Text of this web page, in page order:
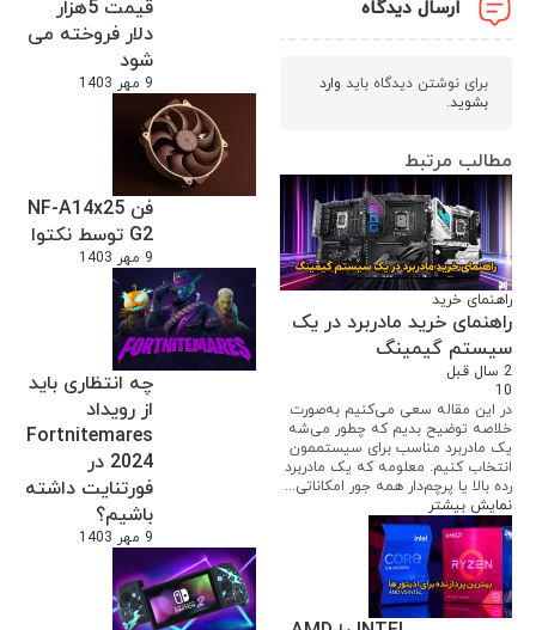
قیمت 5هزار
دلار فروخته می
شود
9 مهر 1403
فن NF-A14x25
G2 توسط نکتوا
9 مهر 1403
چه انتظاری باید
از رویداد
Fortnitemares
2024 در
فورتنایت داشته
باشیم؟
9 مهر 1403
ارسال دیدگاه
برای نوشتن دیدگاه باید وارد
بشوید.
مطالب مرتبط
راهنمای خرید
راهنمای خرید مادربرد در یک
سیستم گیمینگ
2 سال قبل
10
در این مقاله سعی می‌کنیم به‌صورت
خلاصه توضیح بدیم که چطور می‌شه
یک مادربرد مناسب برای سیستممون
انتخاب کنیم. معلومه که یک مادربرد
رده بالا یا پرچم‌دار همه جور امکاناتی...
نمایش بیشتر